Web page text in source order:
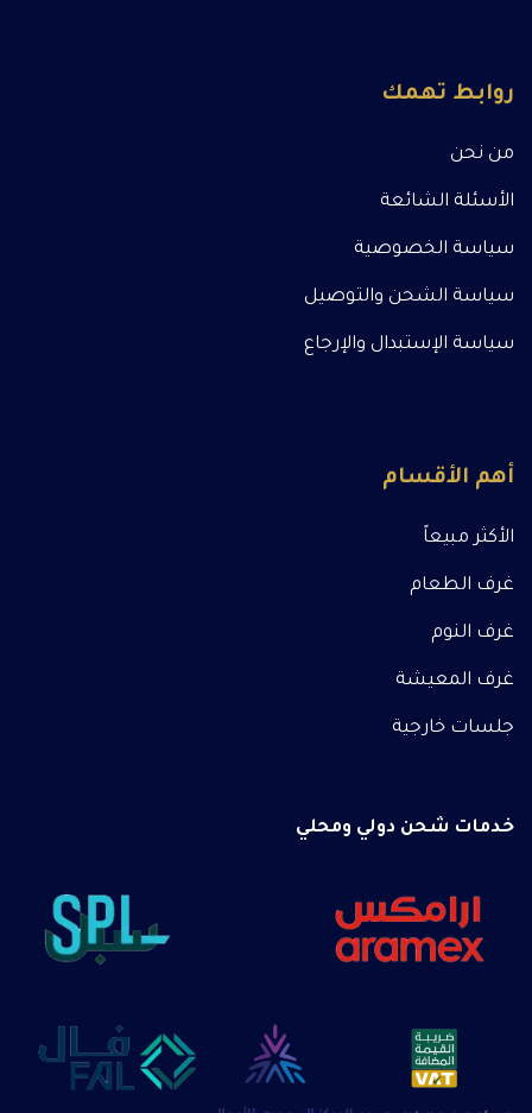
روابط تهمك
من نحن
الأسئلة الشائعة
سياسة الخصوصية
سياسة الشحن والتوصيل
سياسة الإستبدال والإرجاع
أهم الأقسام
الأكثر مبيعاً
غرف الطعام
غرف النوم
غرف المعيشة
جلسات خارجية
خدمات شحن دولي ومحلي